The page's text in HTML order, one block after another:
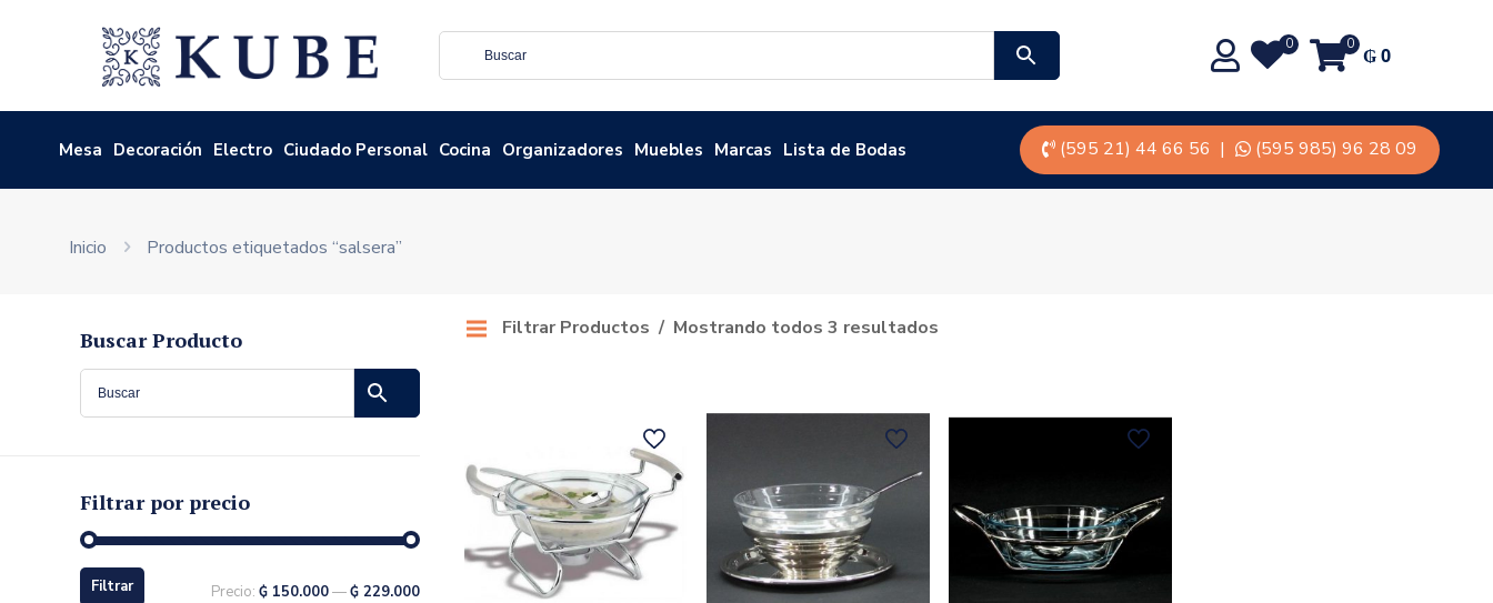
0 0 ₲0
Mesa Decoración Electro Ciudado Personal Cocina Organizadores Muebles Marcas Lista de Bodas (595 21) 44 66 56 | (595 985) 96 28 09
Inicio Productos etiquetados “salsera”
Filtrar Productos Mostrando todos 3 resultados
Buscar Producto
Filtrar por precio
Filtrar Precio:₲ 150.000—₲ 229.000